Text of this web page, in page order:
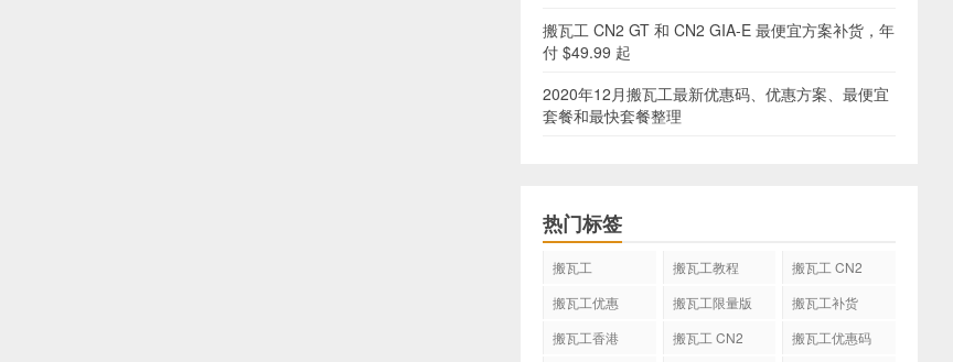
搬瓦工 CN2 GT 和 CN2 GIA-E 最便宜方案补货，年
付 $49.99 起
2020年12月搬瓦工最新优惠码、优惠方案、最便宜
套餐和最快套餐整理
热门标签
搬瓦工 搬瓦工教程
搬瓦工 CN2
搬瓦工优惠 搬瓦工限量版
搬瓦工补货
搬瓦工香港
搬瓦工 CN2
搬瓦工优惠码